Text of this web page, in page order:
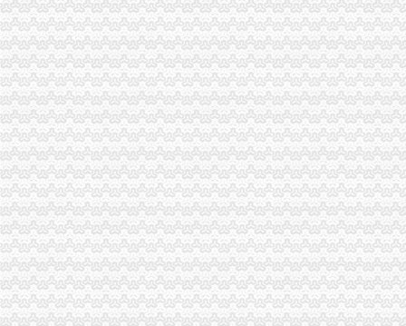
渝北区工商分局外贸公司注册认真开展风廉政建设教育
南岸区工商分局采取五项措施整集贸市外贸公司注册资金场短斤少两初见成效
忠县工商局深入开展盐业市外贸公司注册资金场专项整